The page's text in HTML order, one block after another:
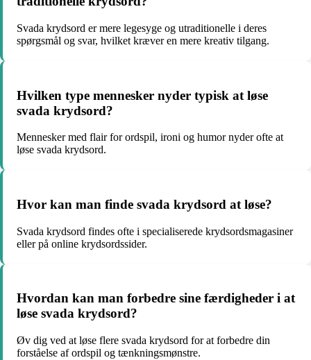
Svada krydsord er mere legesyge og utraditionelle i deres
spørgsmål og svar, hvilket kræver en mere kreativ tilgang.
Hvilken type mennesker nyder typisk at løse
svada krydsord?
Mennesker med flair for ordspil, ironi og humor nyder ofte at
løse svada krydsord.
Hvor kan man finde svada krydsord at løse?
Svada krydsord findes ofte i specialiserede krydsordsmagasiner
eller på online krydsordssider.
Hvordan kan man forbedre sine færdigheder i at
løse svada krydsord?
Øv dig ved at løse flere svada krydsord for at forbedre din
forståelse af ordspil og tænkningsmønstre.